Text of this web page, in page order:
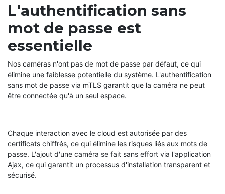
L'authentification sans
mot de passe est
essentielle
Nos caméras n'ont pas de mot de passe par défaut, ce qui
élimine une faiblesse potentielle du système. L'authentification
sans mot de passe via mTLS garantit que la caméra ne peut
être connectée qu'à un seul espace.
Chaque interaction avec le cloud est autorisée par des
certificats chiffrés, ce qui élimine les risques liés aux mots de
passe. L'ajout d'une caméra se fait sans effort via l'application
Ajax, ce qui garantit un processus d'installation transparent et
sécurisé.